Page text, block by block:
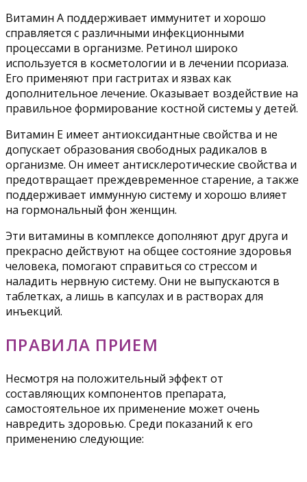
Витамин А поддерживает иммунитет и хорошо
справляется с различными инфекционными
процессами в организме. Ретинол широко
используется в косметологии и в лечении псориаза.
Его применяют при гастритах и язвах как
дополнительное лечение. Оказывает воздействие на
правильное формирование костной системы у детей.
Витамин Е имеет антиоксидантные свойства и не
допускает образования свободных радикалов в
организме. Он имеет антисклеротические свойства и
предотвращает преждевременное старение, а также
поддерживает иммунную систему и хорошо влияет
на гормональный фон женщин.
Эти витамины в комплексе дополняют друг друга и
прекрасно действуют на общее состояние здоровья
человека, помогают справиться со стрессом и
наладить нервную систему. Они не выпускаются в
таблетках, а лишь в капсулах и в растворах для
инъекций.
ПРАВИЛА ПРИЕМ
Несмотря на положительный эффект от
составляющих компонентов препарата,
самостоятельное их применение может очень
навредить здоровью. Среди показаний к его
применению следующие: